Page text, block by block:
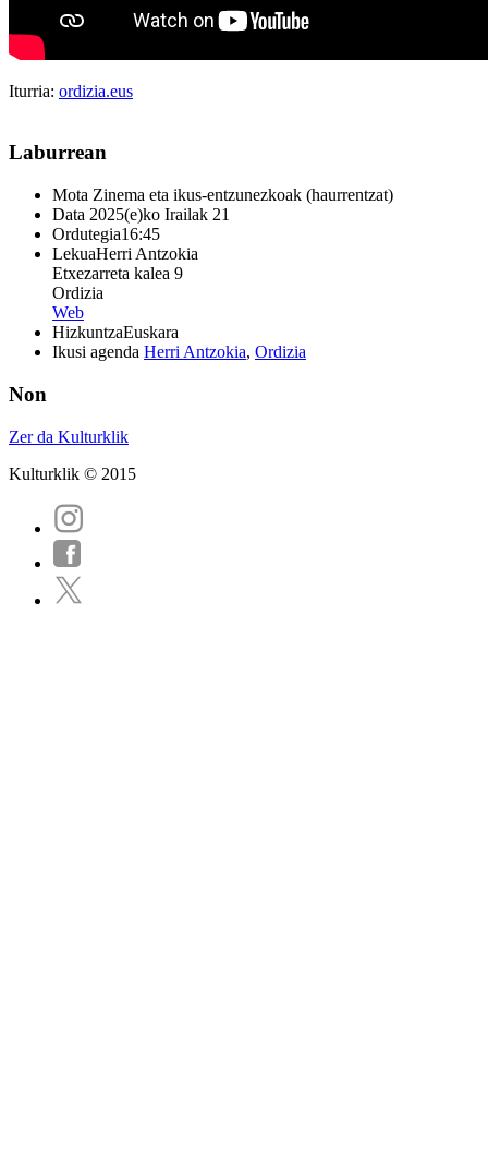
Iturria: ordizia.eus
Laburrean
Mota Zinema eta ikus-entzunezkoak (haurrentzat)
Data 2025(e)ko Irailak 21
Ordutegia16:45
LekuaHerri Antzokia
Etxezarreta kalea 9
Ordizia
Web
HizkuntzaEuskara
Ikusi agenda Herri Antzokia, Ordizia
Non
Zer da Kulturklik
Kulturklik © 2015